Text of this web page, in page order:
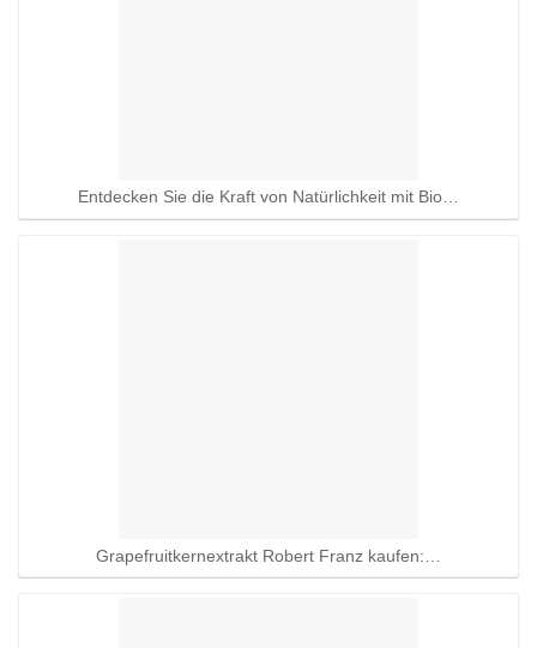
Entdecken Sie die Kraft von Natürlichkeit mit Bio…
Grapefruitkernextrakt Robert Franz kaufen:…